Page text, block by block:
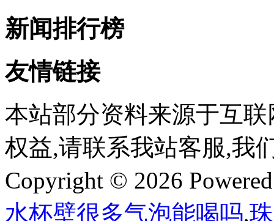
新闻排行榜
友情链接
本站部分资料来源于互
权益,请联系我站客服,我
Copyright © 2026
水杯壁很多气泡能喝吗,